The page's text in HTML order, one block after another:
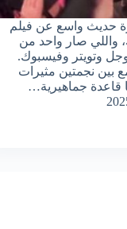
حديث واسع عن فيلم
واللي صار واحد من
وتويتر وفيسبوك.
بين نجمتين مثيرات
قاعدة جماهيرية…